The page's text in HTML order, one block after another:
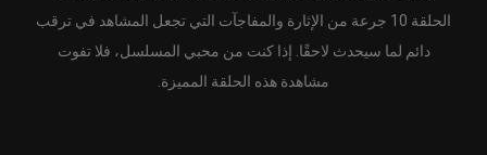
الحلقة 10 جرعة من الإثارة والمفاجآت التي تجعل المشاهد في ترقب
دائم لما سيحدث لاحقًا. إذا كنت من محبي المسلسل، فلا تفوت
مشاهدة هذه الحلقة المميزة.